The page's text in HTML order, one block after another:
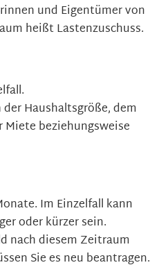
und Eigentümer von
heißt Lastenzuschuss.
Haushaltsgröße, dem
beziehungsweise
Im Einzelfall kann
oder kürzer sein.
nach diesem Zeitraum
Sie es neu beantragen.